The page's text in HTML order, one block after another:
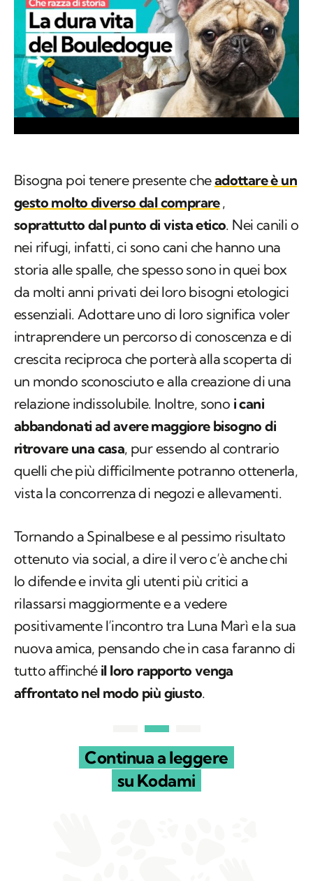
Bisogna poi tenere presente cheadottare è un
gesto molto diverso dal comprare,
soprattutto dal punto di vista etico. Nei canili o
nei rifugi, infatti, ci sono cani che hanno una
storia alle spalle, che spesso sono in quei box
da molti anni privati dei loro bisogni etologici
essenziali. Adottare uno di loro significa voler
intraprendere un percorso di conoscenza e di
crescita reciproca che porterà alla scoperta di
un mondo sconosciuto e alla creazione di una
relazione indissolubile. Inoltre, sono i cani
abbandonati ad avere maggiore bisogno di
ritrovare una casa, pur essendo al contrario
quelli che più difficilmente potranno ottenerla,
vista la concorrenza di negozi e allevamenti.
Tornando a Spinalbese e al pessimo risultato
ottenuto via social, a dire il vero c’è anche chi
lo difende e invita gli utenti più critici a
rilassarsi maggiormente e a vedere
positivamente l’incontro tra Luna Marì e la sua
nuova amica, pensando che in casa faranno di
tutto affinché il loro rapporto venga
affrontato nel modo più giusto.
Continua a leggere
su Kodami